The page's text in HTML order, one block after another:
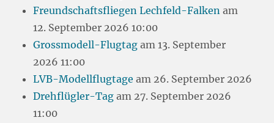
Freundschaftsfliegen Lechfeld-Falken am
12. September 2026 10:00
Grossmodell-Flugtag am 13. September
2026 11:00
LVB-Modellflugtage am 26. September 2026
Drehflügler-Tag am 27. September 2026
11:00